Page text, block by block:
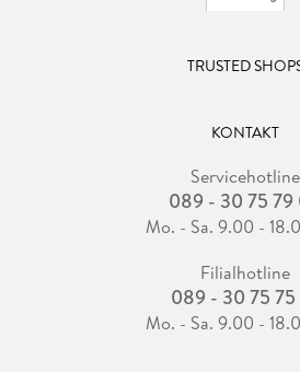
TRUSTED
KONTAKT
Servicehotline
089 - 30 75 79
Mo. - Sa. 9.00 -
Filialhotline
089 - 30 75 75
Mo. - Sa. 9.00 -